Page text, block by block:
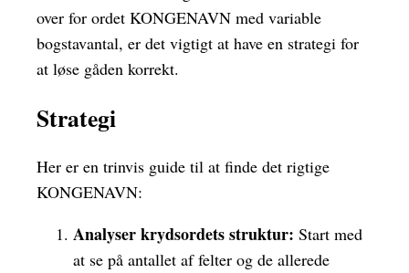
over for ordet KONGENAVN med variable
bogstavantal, er det vigtigt at have en strategi for
at løse gåden korrekt.
Strategi
Her er en trinvis guide til at finde det rigtige
KONGENAVN:
Analyser krydsordets struktur: Start med
at se på antallet af felter og de allerede